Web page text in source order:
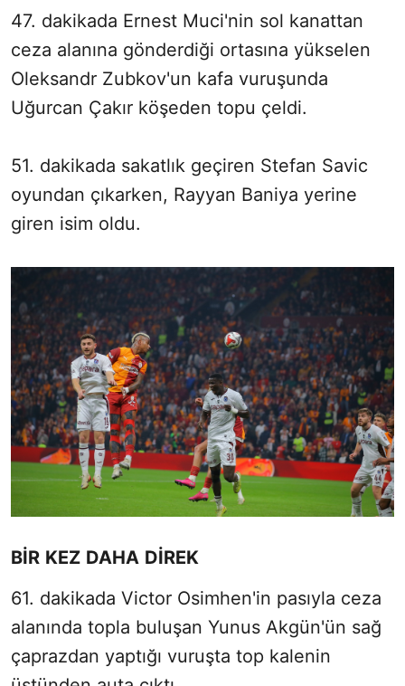
47. dakikada Ernest Muci'nin sol kanattan
ceza alanına gönderdiği ortasına yükselen
Oleksandr Zubkov'un kafa vuruşunda
Uğurcan Çakır köşeden topu çeldi.
51. dakikada sakatlık geçiren Stefan Savic
oyundan çıkarken, Rayyan Baniya yerine
giren isim oldu.
BİR KEZ DAHA DİREK
61. dakikada Victor Osimhen'in pasıyla ceza
alanında topla buluşan Yunus Akgün'ün sağ
çaprazdan yaptığı vuruşta top kalenin